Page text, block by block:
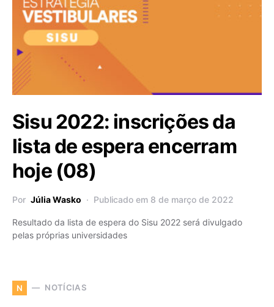
Sisu 2022: inscrições da
lista de espera encerram
hoje (08)
Por Júlia Wasko Publicado em 8 de março de 2022
Resultado da lista de espera do Sisu 2022 será divulgado
pelas próprias universidades
N NOTÍCIAS